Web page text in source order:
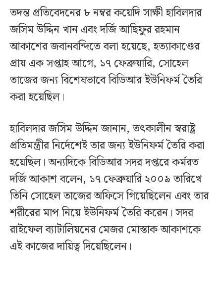
তদন্ত প্রতিবেদনের ৮ নম্বর কয়েদি সাক্ষী হাবিলদার
জসিম উদ্দিন খান এবং দর্জি আছিফুর রহমান
আকাশের জবানবন্দিতে বলা হয়েছে, হত্যাকাণ্ডের
প্রায় এক সপ্তাহ আগে, ১৭ ফেব্রুয়ারি, সোহেল
তাজের জন্য বিশেষভাবে বিডিআর ইউনিফর্ম তৈরি
করা হয়েছিল।
হাবিলদার জসিম উদ্দিন জানান, তৎকালীন স্বরাষ্ট্র
প্রতিমন্ত্রীর নির্দেশেই তার জন্য ইউনিফর্ম তৈরি করা
হয়েছিল। অন্যদিকে বিডিআর সদর দপ্তরে কর্মরত
দর্জি আকাশ বলেন, ১৭ ফেব্রুয়ারি ২০০৯ তারিখে
তিনি সোহেল তাজের অফিসে গিয়েছিলেন এবং তার
শরীরের মাপ নিয়ে ইউনিফর্ম তৈরি করেন। সদর
রাইফেল ব্যাটালিয়নের মেজর মোস্তাক আকাশকে
এই কাজের দায়িত্ব দিয়েছিলেন।